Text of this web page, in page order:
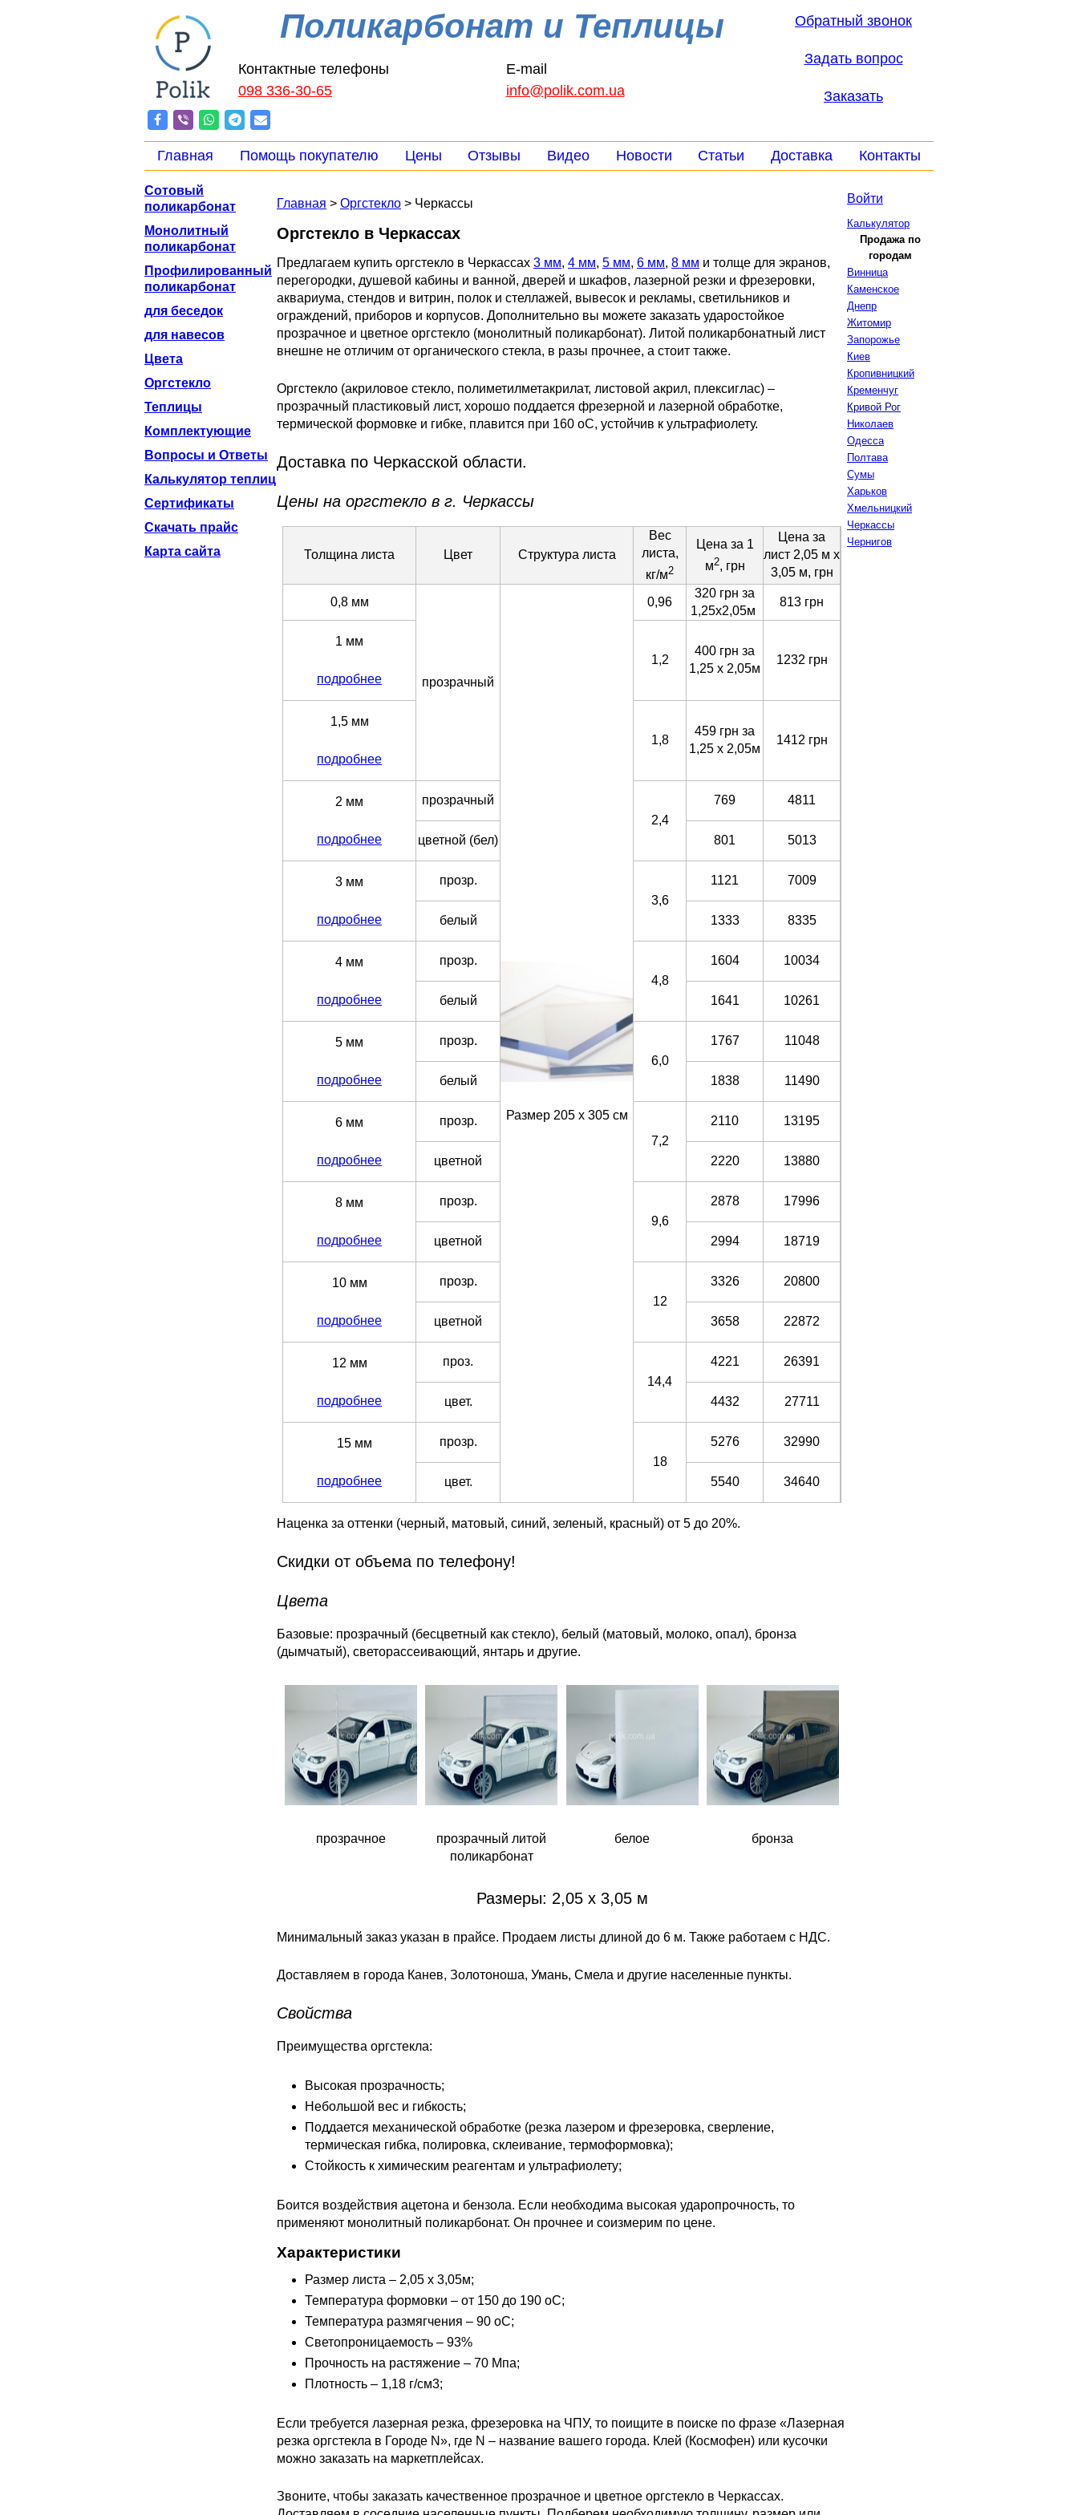
Поликарбонат и Теплицы
Контактные телефоны
098 336-30-65
E-mail
info@polik.com.ua
Обратный звонок
Задать вопрос
Заказать
Главная Помощь покупателю Цены Отзывы Видео Новости Статьи Доставка Контакты
Сотовый
поликарбонат
Монолитный
поликарбонат
Профилированный
поликарбонат
для беседок
для навесов
Цвета
Оргстекло
Теплицы
Комплектующие
Вопросы и Ответы
Калькулятор теплиц
Сертификаты
Скачать прайс
Карта сайта
Главная > Оргстекло > Черкассы
Оргстекло в Черкассах
Предлагаем купить оргстекло в Черкассах 3 мм, 4 мм, 5 мм, 6 мм, 8 мм и толще для экранов,
перегородки, душевой кабины и ванной, дверей и шкафов, лазерной резки и фрезеровки,
аквариума, стендов и витрин, полок и стеллажей, вывесок и рекламы, светильников и
ограждений, приборов и корпусов. Дополнительно вы можете заказать ударостойкое
прозрачное и цветное оргстекло (монолитный поликарбонат). Литой поликарбонатный лист
внешне не отличим от органического стекла, в разы прочнее, а стоит также.
Оргстекло (акриловое стекло, полиметилметакрилат, листовой акрил, плексиглас) –
прозрачный пластиковый лист, хорошо поддается фрезерной и лазерной обработке,
термической формовке и гибке, плавится при 160 оС, устойчив к ультрафиолету.
Доставка по Черкасской области.
Цены на оргстекло в г. Черкассы
Толщина листа Цвет Структура листа
Вес
листа,
кг/м2
Цена за 1
м2, грн
Цена за
лист 2,05 м х
3,05 м, грн
0,8 мм
прозрачный
Размер 205 х 305 см
0,96
320 грн за
1,25х2,05м
813 грн
1 мм
подробнее
1,2
400 грн за
1,25 х 2,05м
1232 грн
1,5 мм
подробнее
1,8
459 грн за
1,25 х 2,05м
1412 грн
2 мм
подробнее
прозрачный
2,4
769 4811
цветной (бел) 801 5013
3 мм
подробнее
прозр.
3,6
1121 7009
белый 1333 8335
4 мм
подробнее
прозр.
4,8
1604 10034
белый 1641 10261
5 мм
подробнее
прозр.
6,0
1767 11048
белый 1838 11490
6 мм
подробнее
прозр.
7,2
2110 13195
цветной 2220 13880
8 мм
подробнее
прозр.
9,6
2878 17996
цветной 2994 18719
10 мм
подробнее
прозр.
12
3326 20800
цветной 3658 22872
12 мм
подробнее
проз.
14,4
4221 26391
цвет. 4432 27711
15 мм
подробнее
прозр.
18
5276 32990
цвет. 5540 34640
Наценка за оттенки (черный, матовый, синий, зеленый, красный) от 5 до 20%.
Скидки от объема по телефону!
Цвета
Базовые: прозрачный (бесцветный как стекло), белый (матовый, молоко, опал), бронза
(дымчатый), светорассеивающий, янтарь и другие.
прозрачное
прозрачный литой
поликарбонат
белое бронза
Размеры: 2,05 х 3,05 м
Минимальный заказ указан в прайсе. Продаем листы длиной до 6 м. Также работаем с НДС.
Доставляем в города Канев, Золотоноша, Умань, Смела и другие населенные пункты.
Свойства
Преимущества оргстекла:
Высокая прозрачность;
Небольшой вес и гибкость;
Поддается механической обработке (резка лазером и фрезеровка, сверление,
термическая гибка, полировка, склеивание, термоформовка);
Стойкость к химическим реагентам и ультрафиолету;
Боится воздействия ацетона и бензола. Если необходима высокая ударопрочность, то
применяют монолитный поликарбонат. Он прочнее и соизмерим по цене.
Характеристики
Размер листа – 2,05 х 3,05м;
Температура формовки – от 150 до 190 оС;
Температура размягчения – 90 оС;
Светопроницаемость – 93%
Прочность на растяжение – 70 Мпа;
Плотность – 1,18 г/см3;
Если требуется лазерная резка, фрезеровка на ЧПУ, то поищите в поиске по фразе «Лазерная
резка оргстекла в Городе N», где N – название вашего города. Клей (Космофен) или кусочки
можно заказать на маркетплейсах.
Звоните, чтобы заказать качественное прозрачное и цветное оргстекло в Черкассах.
Войти
Калькулятор
Продажа по
городам
Винница
Каменское
Днепр
Житомир
Запорожье
Киев
Кропивницкий
Кременчуг
Кривой Рог
Николаев
Одесса
Полтава
Сумы
Харьков
Хмельницкий
Черкассы
Чернигов